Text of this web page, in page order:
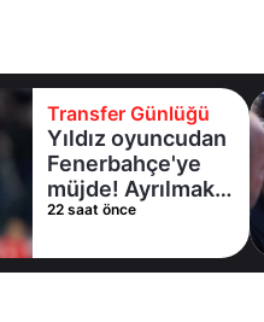
Transfer Günlüğü
Yıldız oyuncudan
Fenerbahçe'ye
müjde! Ayrılmak
istiyor
22 saat önce